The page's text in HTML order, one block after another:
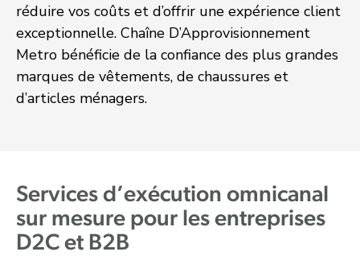
réduire vos coûts et d’offrir une expérience client
exceptionnelle. Chaîne D’Approvisionnement
Metro bénéficie de la confiance des plus grandes
marques de vêtements, de chaussures et
d’articles ménagers.
Services d’exécution omnicanal
sur mesure pour les entreprises
D2C et B2B